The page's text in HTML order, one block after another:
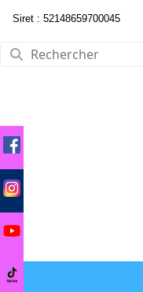
Siret : 52148659700045